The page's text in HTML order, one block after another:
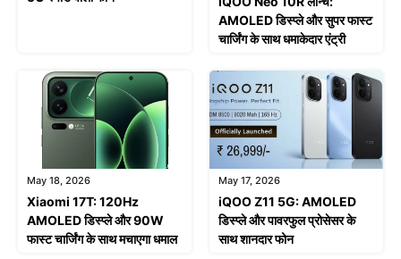
AMOLED डिस्प्ले और सुपर फास्ट
चार्जिंग के साथ धमाकेदार एंट्री
May 18, 2026
Xiaomi 17T: 120Hz
AMOLED डिस्प्ले और 90W
फास्ट चार्जिंग के साथ मचाएगा धमाल
May 17, 2026
iQOO Z11 5G: AMOLED
डिस्प्ले और पावरफुल प्रोसेसर के
साथ शानदार फोन